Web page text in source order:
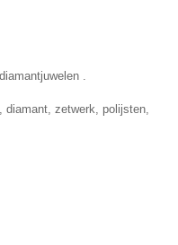
.
diamant, zetwerk, polijsten,